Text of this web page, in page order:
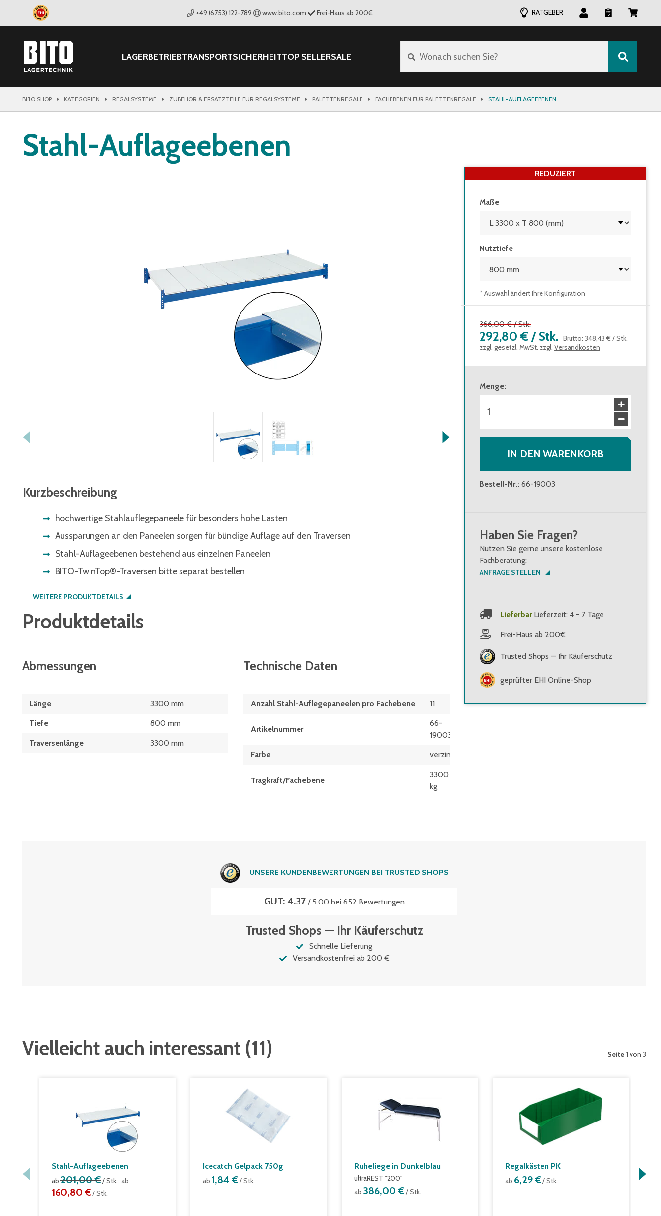
+49 (6753) 122-789 www.bito.com Frei-Haus ab 200€ RATGEBER
LAGERBETRIEBTRANSPORTSICHERHEITTOP SELLERSALE Wonach suchen Sie?
BITO SHOP KATEGORIEN REGALSYSTEME ZUBEHÖR & ERSATZTEILE FÜR REGALSYSTEME PALETTENREGALE FACHEBENEN FÜR PALETTENREGALE STAHL-AUFLAGEEBENEN
Stahl-Auflageebenen
Kurzbeschreibung
hochwertige Stahlauflegepaneele für besonders hohe Lasten
Aussparungen an den Paneelen sorgen für bündige Auflage auf den Traversen
Stahl-Auflageebenen bestehend aus einzelnen Paneelen
BITO-TwinTop®-Traversen bitte separat bestellen
WEITERE PRODUKTDETAILS
Produktdetails
Abmessungen
Länge 3300 mm
Tiefe 800 mm
Traversenlänge 3300 mm
Technische Daten
Anzahl Stahl-Auflegepaneelen pro Fachebene 11
Artikelnummer
66-
19003
Farbe verzinkt
Tragkraft/Fachebene
3300
kg
REDUZIERT
Maße
Nutztiefe
* Auswahl ändert Ihre Konfiguration
366,00 € /Stk.
292,80 € / Stk. Brutto: 348,43 € /Stk.
zzgl. gesetzl. MwSt. zzgl. Versandkosten
Menge:
IN DEN WARENKORB
Bestell-Nr.: 66-19003
Haben Sie Fragen?
Nutzen Sie gerne unsere kostenlose
Fachberatung:
ANFRAGE STELLEN
Lieferbar Lieferzeit: 4 - 7 Tage
Frei-Haus ab 200€
Trusted Shops — Ihr Käuferschutz
geprüfter EHI Online-Shop
UNSERE KUNDENBEWERTUNGEN BEI TRUSTED SHOPS
GUT: 4.37/ 5.00 bei 652 Bewertungen
Trusted Shops — Ihr Käuferschutz
Schnelle Lieferung
Versandkostenfrei ab 200 €
Vielleicht auch interessant (11) Seite 1 von 3
Stahl-Auflageebenen
ab201,00 €/ Stk. ab
160,80 €/ Stk.
Icecatch Gelpack 750g
ab 1,84 €/ Stk.
Ruheliege in Dunkelblau
ultraREST "200"
ab 386,00 €/ Stk.
Regalkästen PK
ab 6,29 €/ Stk.